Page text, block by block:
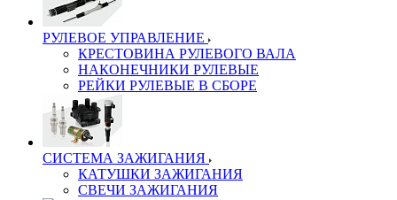
РУЛЕВОЕ УПРАВЛЕНИЕ
КРЕСТОВИНА РУЛЕВОГО ВАЛА
НАКОНЕЧНИКИ РУЛЕВЫЕ
РЕЙКИ РУЛЕВЫЕ В СБОРЕ
СИСТЕМА ЗАЖИГАНИЯ
КАТУШКИ ЗАЖИГАНИЯ
СВЕЧИ ЗАЖИГАНИЯ